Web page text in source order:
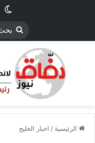
بحث
الرئيسية / اخبار الخليج